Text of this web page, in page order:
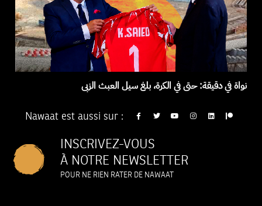
نواة في دقيقة: حتى في الكرة، بلغ سيل العبث الزبى
Nawaat est aussi sur :
INSCRIVEZ-VOUS
À NOTRE NEWSLETTER
POUR NE RIEN RATER DE NAWAAT